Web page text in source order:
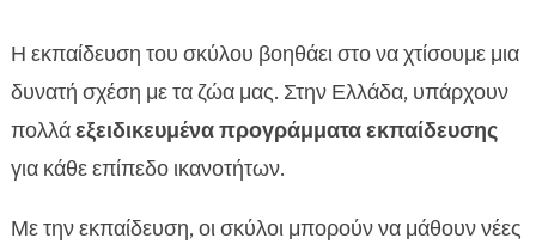
Η εκπαίδευση του σκύλου βοηθάει στο να χτίσουμε μια
δυνατή σχέση με τα ζώα μας. Στην Ελλάδα, υπάρχουν
πολλάεξειδικευμένα προγράμματα εκπαίδευσης
για κάθε επίπεδο ικανοτήτων.
Με την εκπαίδευση, οι σκύλοι μπορούν να μάθουν νέες